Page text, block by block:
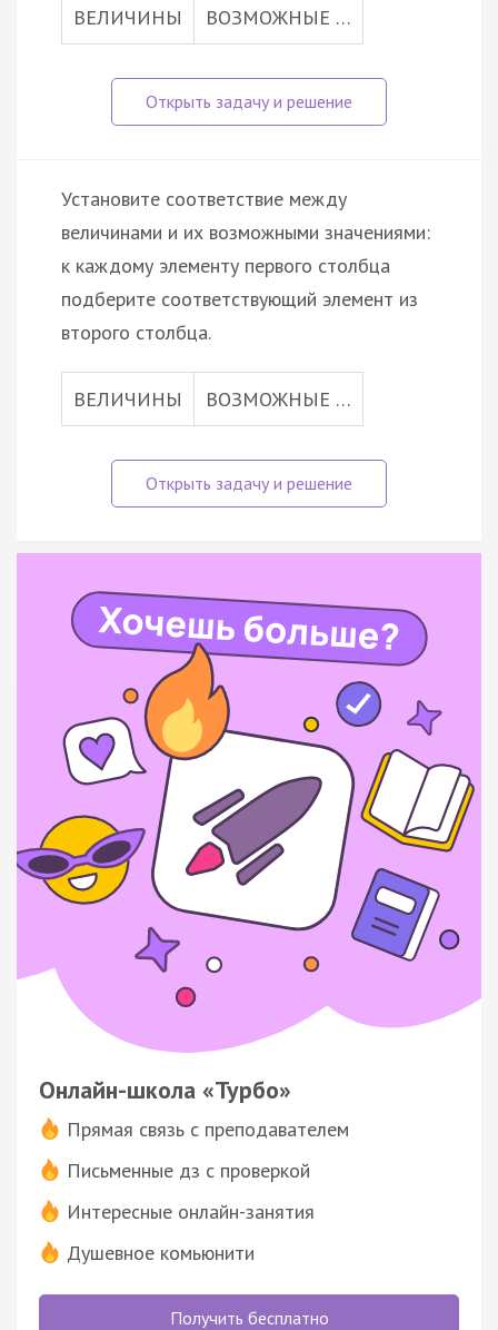
ВЕЛИЧИНЫ ВОЗМОЖНЫЕ …
Установите соответствие между
величинами и их возможными значениями:
к каждому элементу первого столбца
подберите соответствующий элемент из
второго столбца.
ВЕЛИЧИНЫ ВОЗМОЖНЫЕ …
Онлайн-школа «Турбо»
Прямая связь с преподавателем
Письменные дз с проверкой
Интересные онлайн-занятия
Душевное комьюнити
Получить бесплатно